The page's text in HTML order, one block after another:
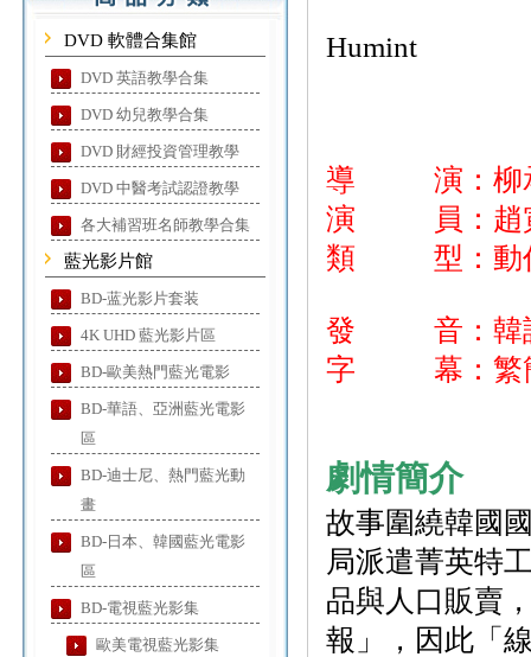
DVD 軟體合集館
DVD 英語教學合集
DVD 幼兒教學合集
DVD 財經投資管理教學
DVD 中醫考試認證教學
各大補習班名師教學合集
藍光影片館
BD-蓝光影片套装
4K UHD 藍光影片區
BD-歐美熱門藍光電影
BD-華語、亞洲藍光電影
區
BD-迪士尼、熱門藍光動
畫
BD-日本、韓國藍光電影
區
BD-電視藍光影集
歐美電視藍光影集
Humint
導 演：柳
演 員：趙寅
類 型：動
發 音：韓
字 幕：繁簡
劇情簡介
故事圍繞韓國
局派遣菁英特
品與人口販賣
報」，因此「